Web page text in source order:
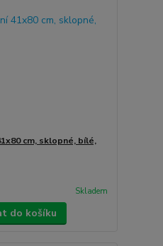
cm, sklopné, bílé,
Skladem
do košíku